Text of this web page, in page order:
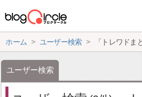
ホーム ユーザー検索 「トレワドま
ユーザー検索